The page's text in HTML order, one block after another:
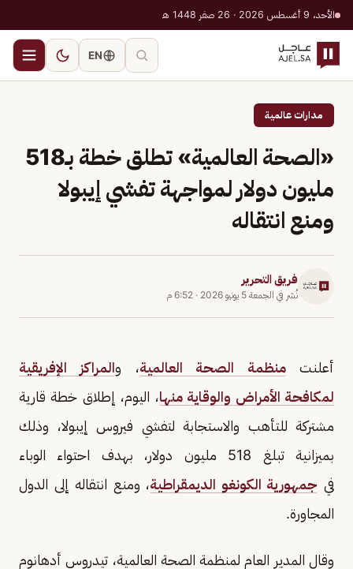
الأحد، 9 أغسطس 2026 · 26 صفر 1448 هـ
EN
مدارات عالمية
«الصحة العالمية» تطلق خطة بـ518
مليون دولار لمواجهة تفشي إيبولا
ومنع انتقاله
فريق التحرير
نُشر في الجمعة 5 يونيو 2026 · 6:52 م
أعلنتمنظمة الصحة العالمية، والمراكز الإفريقية
لمكافحة الأمراض والوقاية منها، اليوم، إطلاق خطة قارية
مشتركة للتأهب والاستجابة لتفشي فيروس إيبولا، وذلك
بميزانية تبلغ 518 مليون دولار، بهدف احتواء الوباء
في جمهورية الكونغو الديمقراطية، ومنع انتقاله إلى الدول
المجاورة.
وقال المدير العام لمنظمة الصحة العالمية، تيدروس أدهانوم